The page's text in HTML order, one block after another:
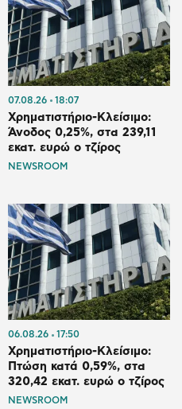
07.08.26 18:07
Χρηματιστήριο-Κλείσιμο:
Άνοδος 0,25%, στα 239,11
εκατ. ευρώ ο τζίρος
NEWSROOM
06.08.26 17:50
Χρηματιστήριο-Κλείσιμο:
Πτώση κατά 0,59%, στα
320,42 εκατ. ευρώ ο τζίρος
NEWSROOM